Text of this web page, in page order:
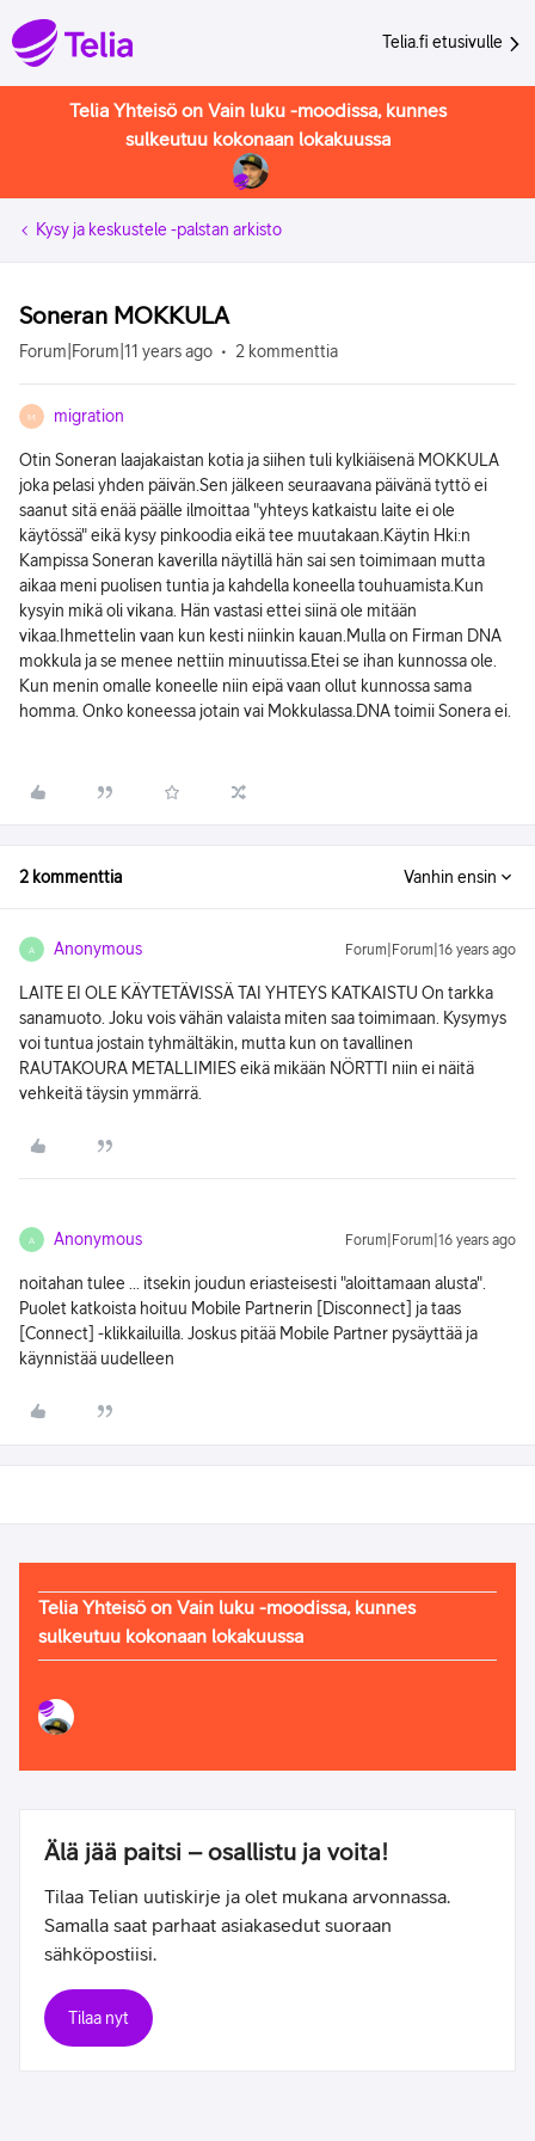
Telia.fi etusivulle
Telia Yhteisö on Vain luku -moodissa, kunnes
sulkeutuu kokonaan lokakuussa
Kysy ja keskustele -palstan arkisto
Soneran MOKKULA
Forum|Forum|11 years ago 2 kommenttia
M migration
Otin Soneran laajakaistan kotia ja siihen tuli kylkiäisenä MOKKULA
joka pelasi yhden päivän.Sen jälkeen seuraavana päivänä tyttö ei
saanut sitä enää päälle ilmoittaa "yhteys katkaistu laite ei ole
käytössä" eikä kysy pinkoodia eikä tee muutakaan.Käytin Hki:n
Kampissa Soneran kaverilla näytillä hän sai sen toimimaan mutta
aikaa meni puolisen tuntia ja kahdella koneella touhuamista.Kun
kysyin mikä oli vikana. Hän vastasi ettei siinä ole mitään
vikaa.Ihmettelin vaan kun kesti niinkin kauan.Mulla on Firman DNA
mokkula ja se menee nettiin minuutissa.Etei se ihan kunnossa ole.
Kun menin omalle koneelle niin eipä vaan ollut kunnossa sama
homma. Onko koneessa jotain vai Mokkulassa.DNA toimii Sonera ei.
2 kommenttia Vanhin ensin
A Anonymous Forum|Forum|16 years ago
LAITE EI OLE KÄYTETÄVISSÄ TAI YHTEYS KATKAISTU On tarkka
sanamuoto. Joku vois vähän valaista miten saa toimimaan. Kysymys
voi tuntua jostain tyhmältäkin, mutta kun on tavallinen
RAUTAKOURA METALLIMIES eikä mikään NÖRTTI niin ei näitä
vehkeitä täysin ymmärrä.
A Anonymous Forum|Forum|16 years ago
noitahan tulee ... itsekin joudun eriasteisesti "aloittamaan alusta".
Puolet katkoista hoituu Mobile Partnerin [Disconnect] ja taas
[Connect] -klikkailuilla. Joskus pitää Mobile Partner pysäyttää ja
käynnistää uudelleen
Telia Yhteisö on Vain luku -moodissa, kunnes
sulkeutuu kokonaan lokakuussa
Älä jää paitsi – osallistu ja voita!
Tilaa Telian uutiskirje ja olet mukana arvonnassa.
Samalla saat parhaat asiakasedut suoraan
sähköpostiisi.
Tilaa nyt